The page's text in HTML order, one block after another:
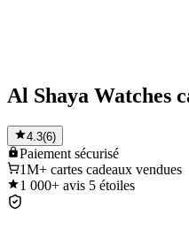
Al Shaya Watches
4.3(6)
Paiement sécurisé
1M+ cartes cadeaux vendues
1 000+ avis 5 étoiles